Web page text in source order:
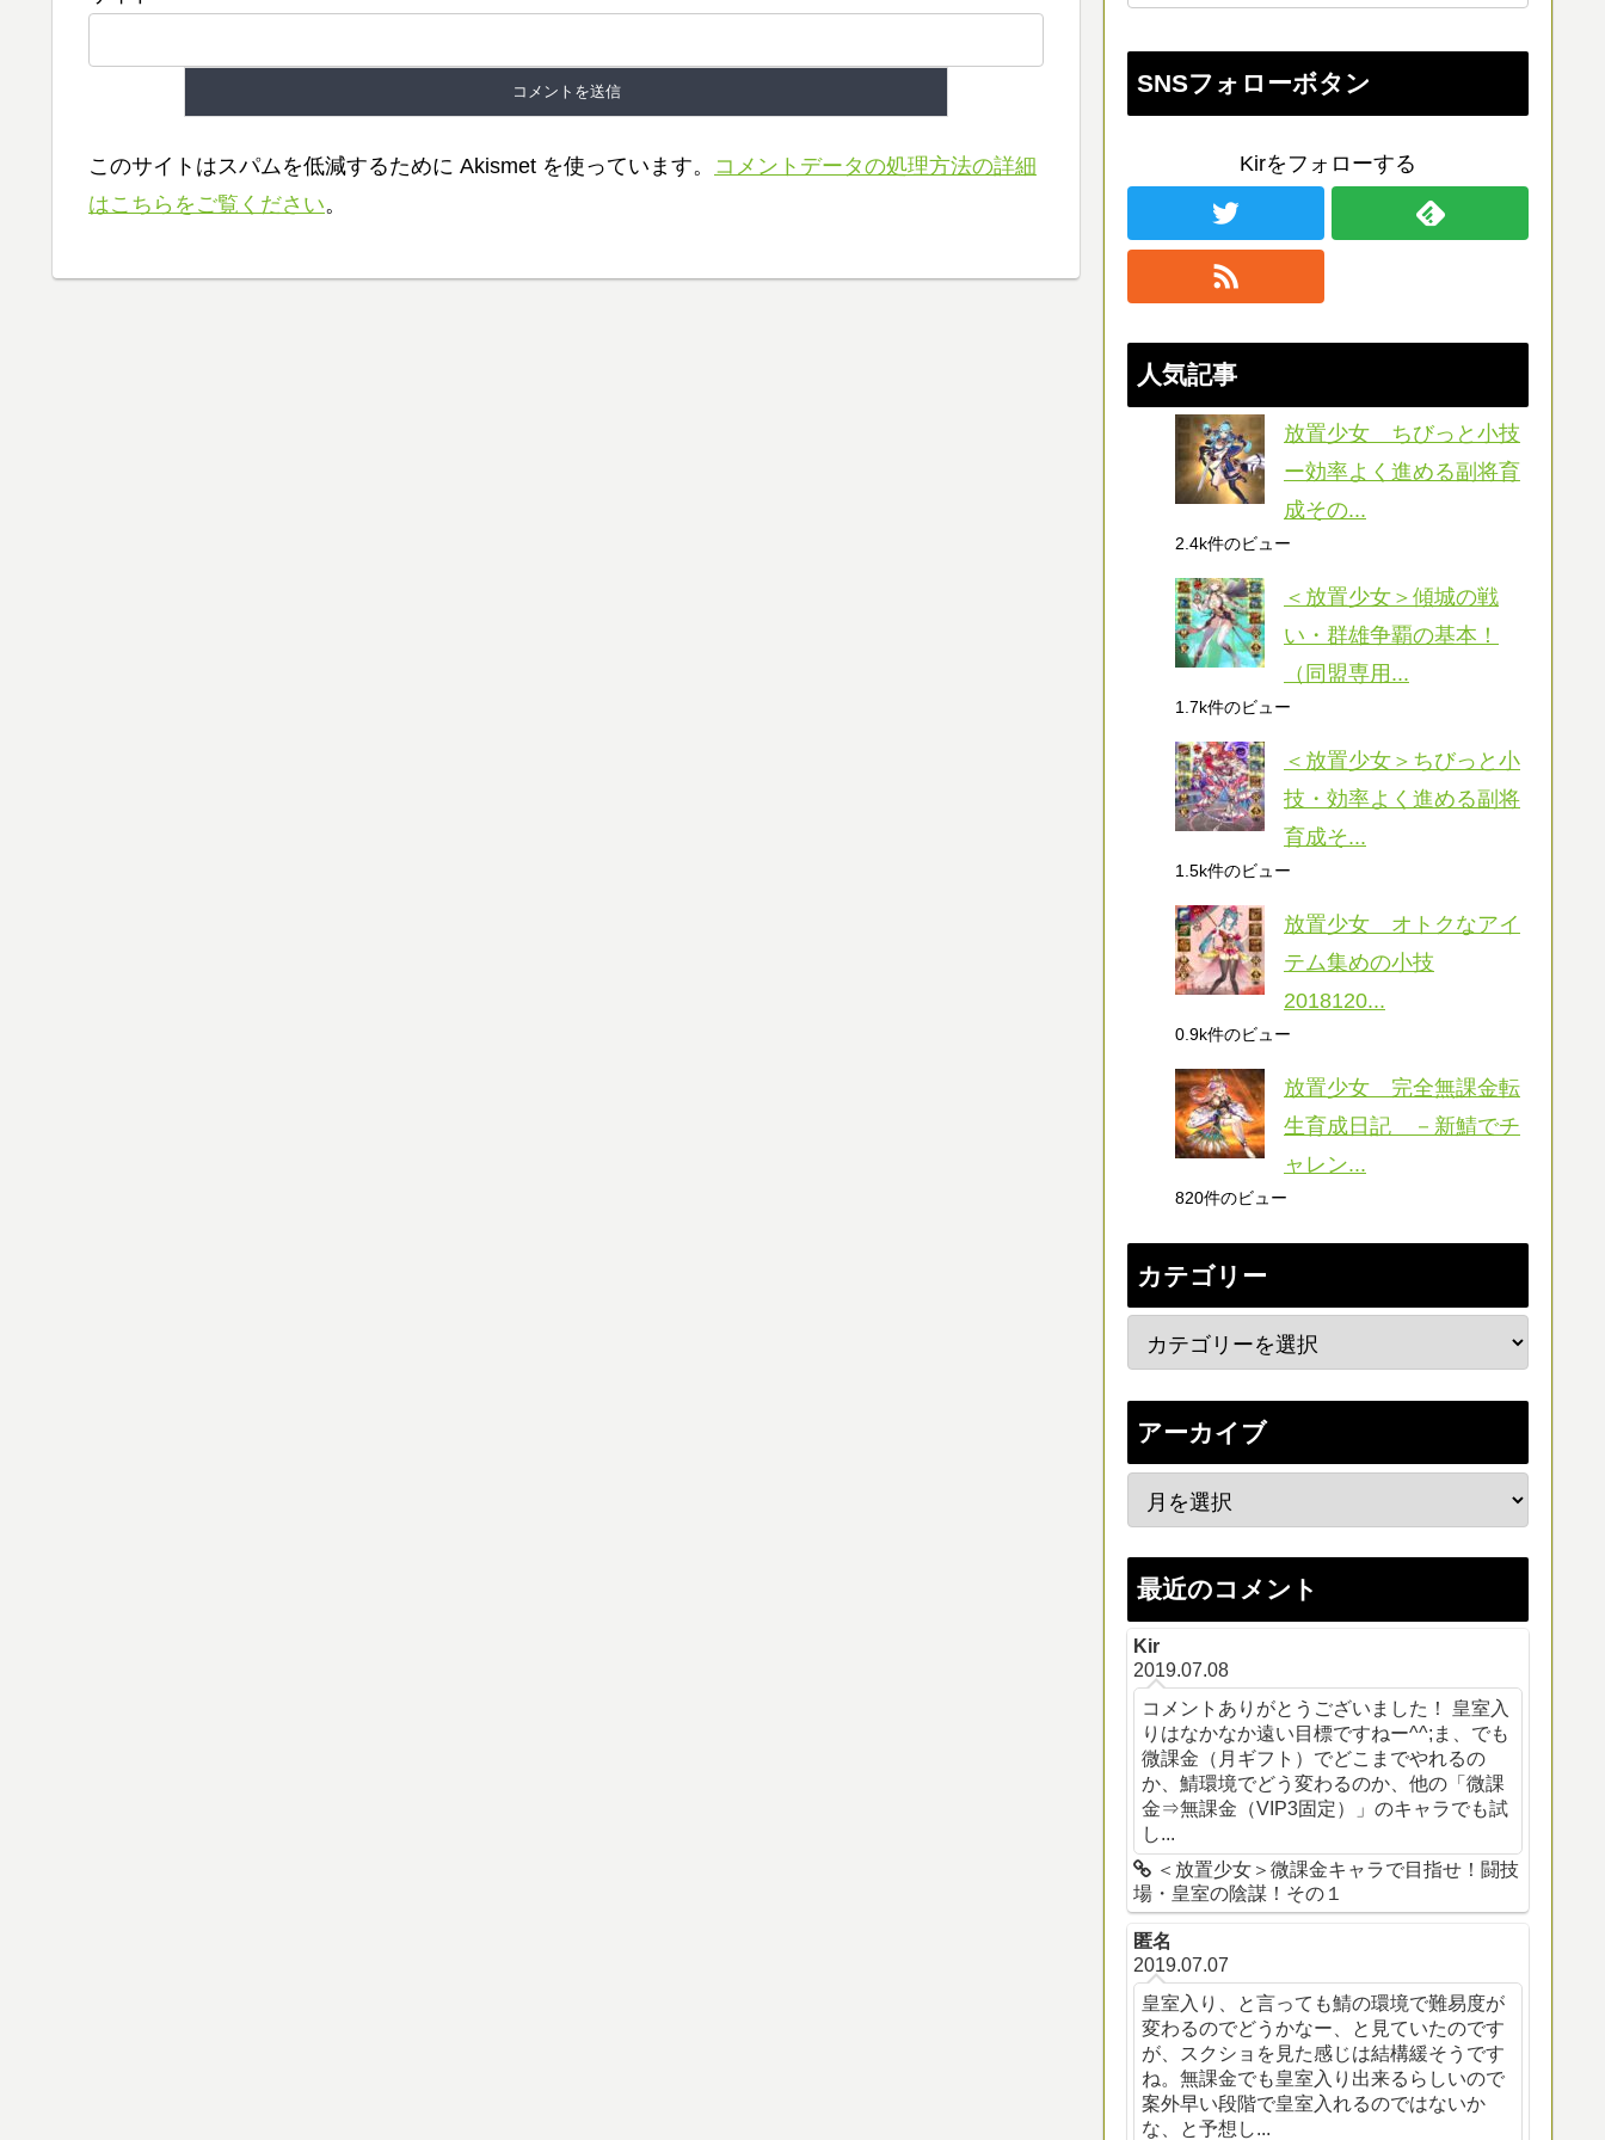
このサイトはスパムを低減するために Akismet を使っています。 コメントデータの処理方法の詳細
はこちらをご覧ください。
SNSフォローボタン
Kirをフォローする
人気記事
放置少女 ちびっと小技
ー効率よく進める副将育
成その...
2.4k件のビュー
＜放置少女＞傾城の戦
い・群雄争覇の基本！
（同盟専用...
1.7k件のビュー
＜放置少女＞ちびっと小
技・効率よく進める副将
育成そ...
1.5k件のビュー
放置少女 オトクなアイ
テム集めの小技
2018120...
0.9k件のビュー
放置少女 完全無課金転
生育成日記 －新鯖でチ
ャレン...
820件のビュー
カテゴリー
アーカイブ
最近のコメント
Kir
2019.07.08
コメントありがとうございました！ 皇室入
りはなかなか遠い目標ですねー^^;ま、でも
微課金（月ギフト）でどこまでやれるの
か、鯖環境でどう変わるのか、他の「微課
金⇒無課金（VIP3固定）」のキャラでも試
し...
＜放置少女＞微課金キャラで目指せ！闘技
場・皇室の陰謀！その１
匿名
2019.07.07
皇室入り、と言っても鯖の環境で難易度が
変わるのでどうかなー、と見ていたのです
が、スクショを見た感じは結構緩そうです
ね。無課金でも皇室入り出来るらしいので
案外早い段階で皇室入れるのではないか
な、と予想し...